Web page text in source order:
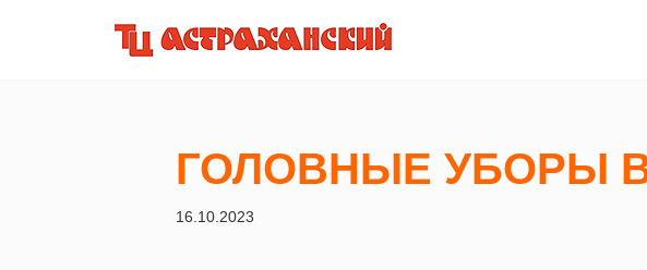
ГОЛОВНЫЕ УБОРЫ
16.10.2023